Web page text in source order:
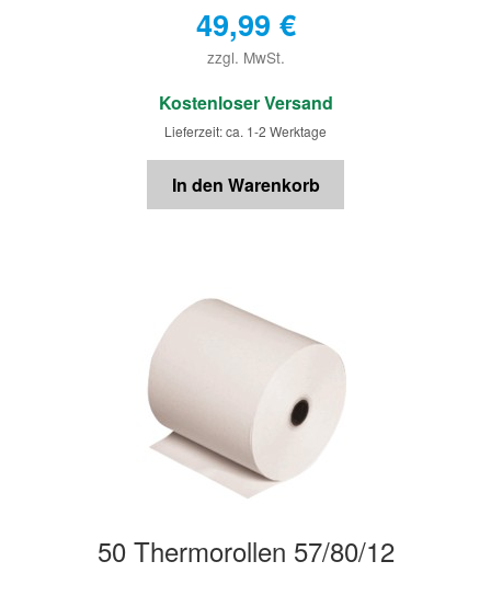
49,99 €
zzgl. MwSt.
€
Kostenloser Versand
Lieferzeit: ca. 1-2 Werktage
In den Warenkorb
50 Thermorollen 57/80/12